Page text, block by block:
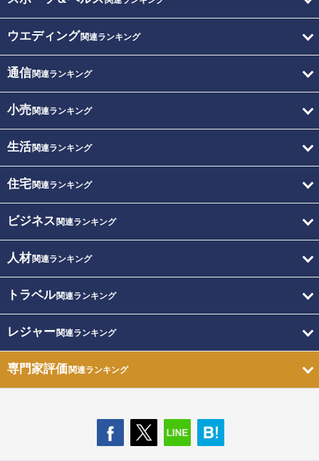
ウエディング関連ランキング
通信関連ランキング
小売関連ランキング
生活関連ランキング
住宅関連ランキング
ビジネス 関連ランキング
人材関連ランキング
トラベル関連ランキング
レジャー関連ランキング
専門家評価関連ランキング